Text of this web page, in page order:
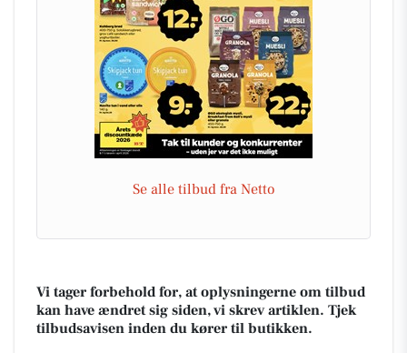
Se alle tilbud fra Netto
Vi tager forbehold for, at oplysningerne om tilbud
kan have ændret sig siden, vi skrev artiklen. Tjek
tilbudsavisen inden du kører til butikken.